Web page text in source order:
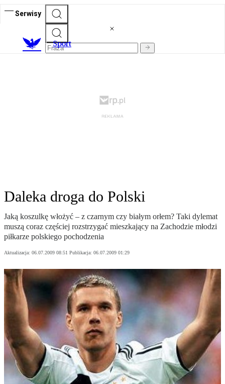
Serwisy
Sport
Daleka droga do Polski
Jaką koszulkę włożyć – z czarnym czy białym orłem? Taki dylemat
muszą coraz częściej rozstrzygać mieszkający na Zachodzie młodzi
piłkarze polskiego pochodzenia
Aktualizacja: 06.07.2009 08:51 Publikacja: 06.07.2009 01:29